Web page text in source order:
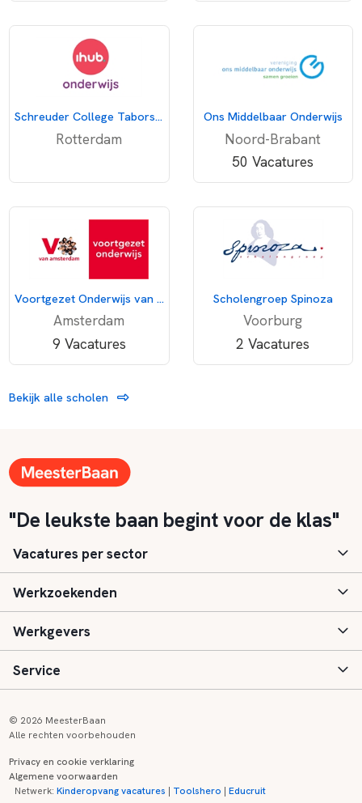
Schreuder College Taborstraat
Rotterdam
Ons Middelbaar Onderwijs
Noord-Brabant
50 Vacatures
Voortgezet Onderwijs van Amsterdam
Amsterdam
9 Vacatures
Scholengroep Spinoza
Voorburg
2 Vacatures
Bekijk alle scholen
"De leukste baan begint voor de klas"
Vacatures per sector
Basisonderwijs
Speciaal (basis) onderwijs
Voortgezet onderwijs
Kinderopvang
Werkzoekenden
Aanmelden
Vacatures
Zij-instroom informatie
Werkgevers
Inloggen
Registreren
Service
Onderwijs links
© 2026 MeesterBaan
Alle rechten voorbehouden
Privacy en cookie verklaring
Algemene voorwaarden
Netwerk:Kinderopvang vacatures | Toolshero |Educruit